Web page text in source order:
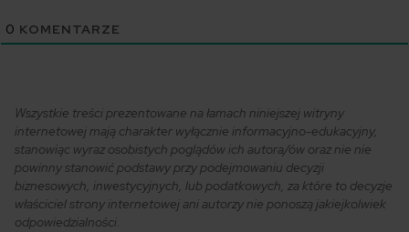
0 KOMENTARZE
Wszystkie treści prezentowane na łamach niniejszej witryny
internetowej mają charakter wyłącznie informacyjno-edukacyjny,
stanowiąc wyraz osobistych poglądów ich autora/ów oraz nie nie
powinny stanowić podstawy przy podejmowaniu decyzji
biznesowych, inwestycyjnych, lub podatkowych, za które to decyzje
właściciel strony internetowej ani autorzy nie ponoszą jakiejkolwiek
odpowiedzialności.